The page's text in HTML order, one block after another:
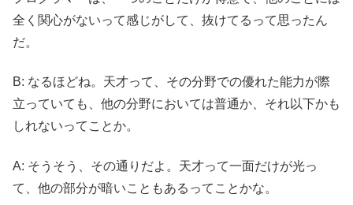
全く関心がないって感じがして、抜けてるって思ったん
だ。
B: なるほどね。天才って、その分野での優れた能力が際
立っていても、他の分野においては普通か、それ以下かも
しれないってことか。
A: そうそう、その通りだよ。天才って一面だけが光っ
て、他の部分が暗いこともあるってことかな。